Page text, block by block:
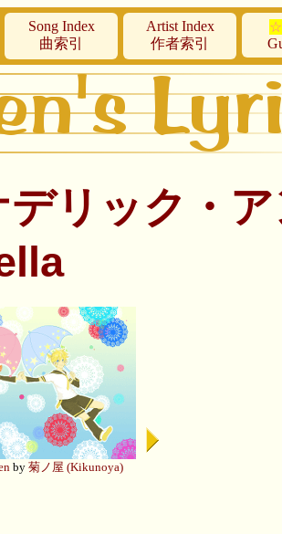
Song Index
曲索引
Artist Index
作者索引
デリック・
by 菊ノ屋 (Kikunoya)